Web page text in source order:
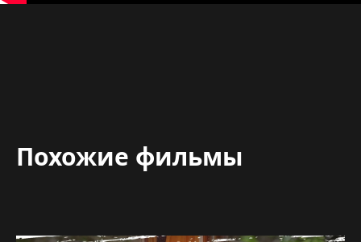
Похожие фильмы